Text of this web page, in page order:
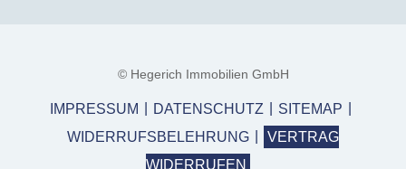
© Hegerich Immobilien GmbH
IMPRESSUM DATENSCHUTZ
SITEMAP
WIDERRUFSBELEHRUNG
VERTRAG
WIDERRUFEN